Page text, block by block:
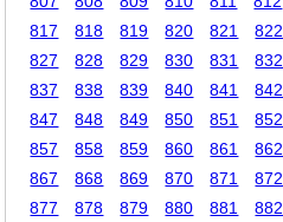
817
818 819 820 821 822
827
828 829 830 831 832
837
838 839 840 841 842
847
848 849 850 851 852
857
858 859 860 861 862
867
868 869 870 871 872
877
878 879 880 881 882